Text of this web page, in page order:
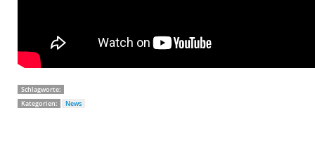
Schlagworte:
Kategorien:
News